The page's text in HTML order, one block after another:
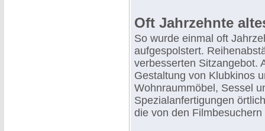
Oft Jahrzehnte
So wurde einmal oft
aufgespolstert.
verbesserten Sitzangebot.
Gestaltung von Klubkinos
Wohnraummöbel, Sessel
Spezialanfertigungen
die von den